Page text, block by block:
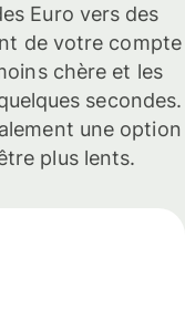
Euro vers des
de votre compte
chère et les
secondes.
une option
plus lents.